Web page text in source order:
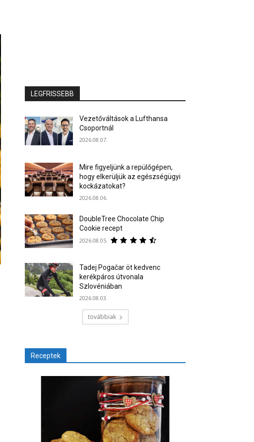
LEGFRISSEBB
Vezetőváltások a Lufthansa
Csoportnál
2026.08.07.
Mire figyeljünk a repülőgépen,
hogy elkerüljük az egészségügyi
kockázatokat?
2026.08.06.
DoubleTree Chocolate Chip
Cookie recept
2026.08.05.
Tadej Pogačar öt kedvenc
kerékpáros útvonala
Szlovéniában
2026.08.03.
továbbiak
Receptek